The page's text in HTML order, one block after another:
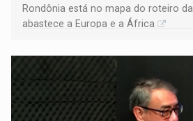
Rondônia está no mapa do roteiro
abastece a Europa e a África